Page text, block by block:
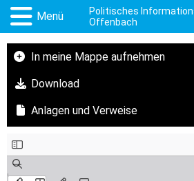
Menü
Politisches
Offenbach
In meine Mappe aufnehmen
Download
Anlagen und Verweise